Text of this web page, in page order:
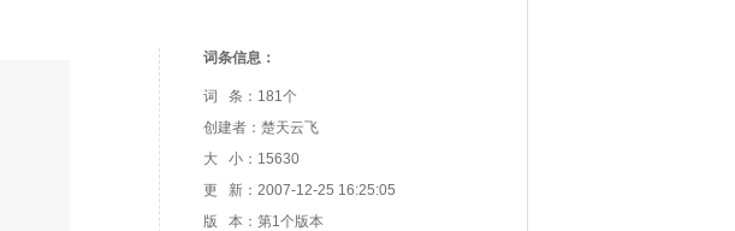
词条信息：
词 条：181个
创建者：楚天云飞
大 小：15630
更 新：2007-12-25 16:25:05
版 本：第1个版本